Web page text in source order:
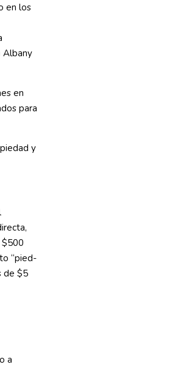
en los
Albany
en
para
y
“pied-
de $5
a